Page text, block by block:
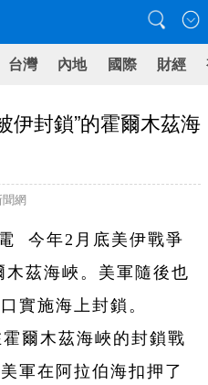
台灣 內地 國際 財經
伊封鎖”的霍爾木茲海
網
今年2月底美伊戰爭
茲海峽。美軍隨後也
實施海上封鎖。
爾木茲海峽的封鎖戰
軍在阿拉伯海扣押了